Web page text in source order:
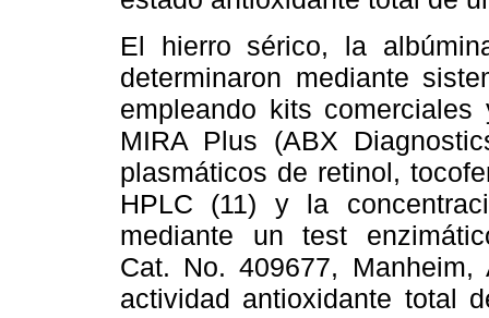
El hierro sérico, la
determinaron mediante
empleando kits
MIRA Plus (ABX
plasmáticos de retinol,
HPLC (11) y la
mediante un test
Cat. No. 409677,
actividad antioxidante total